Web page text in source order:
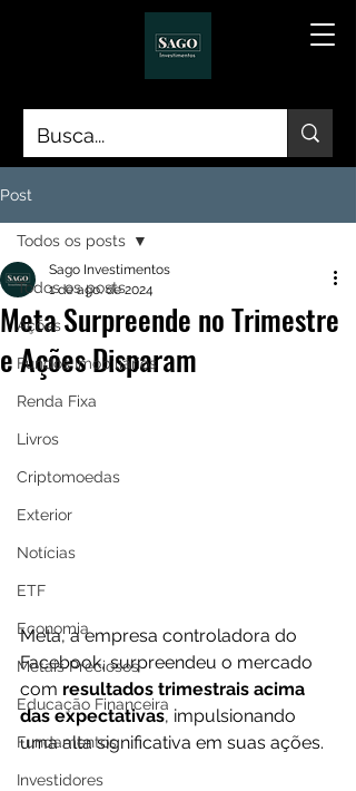
Post
Todos os posts
Ações
Fundos Imobiliários
Renda Fixa
Livros
Criptomoedas
Exterior
Notícias
ETF
Economia
Metais Preciosos
Educação Financeira
Fundamentos
Investidores
Todos os posts
Meta Surpreende no Trimestre
e Ações Disparam
Sago Investimentos
1 de ago. de 2024
Meta, a empresa controladora do
Facebook, surpreendeu o mercado
com resultados trimestrais acima
das expectativas, impulsionando
uma alta significativa em suas ações.